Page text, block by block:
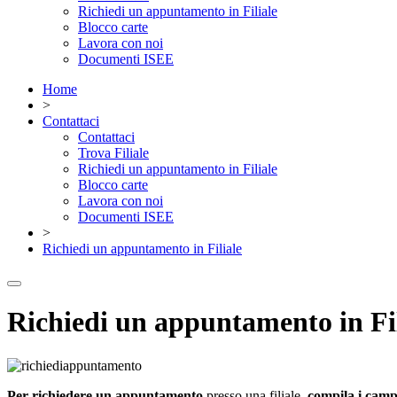
Richiedi un appuntamento in Filiale
Blocco carte
Lavora con noi
Documenti ISEE
Home
>
Contattaci
Contattaci
Trova Filiale
Richiedi un appuntamento in Filiale
Blocco carte
Lavora con noi
Documenti ISEE
>
Richiedi un appuntamento in Filiale
Richiedi un appuntamento in